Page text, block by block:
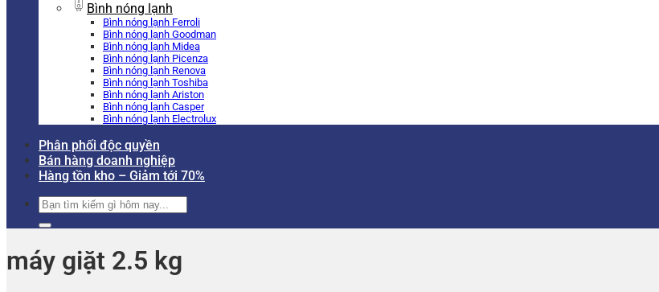
Bình nóng lạnh
Bình nóng lạnh Ferroli
Bình nóng lạnh Goodman
Bình nóng lạnh Midea
Bình nóng lạnh Picenza
Bình nóng lạnh Renova
Bình nóng lạnh Toshiba
Bình nóng lạnh Ariston
Bình nóng lạnh Casper
Bình nóng lạnh Electrolux
Phân phối độc quyền
Bán hàng doanh nghiệp
Hàng tồn kho – Giảm tới 70%
Tìm
kiếm:
máy giặt 2.5 kg